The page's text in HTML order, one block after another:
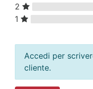
2
1
Accedi per
cliente.